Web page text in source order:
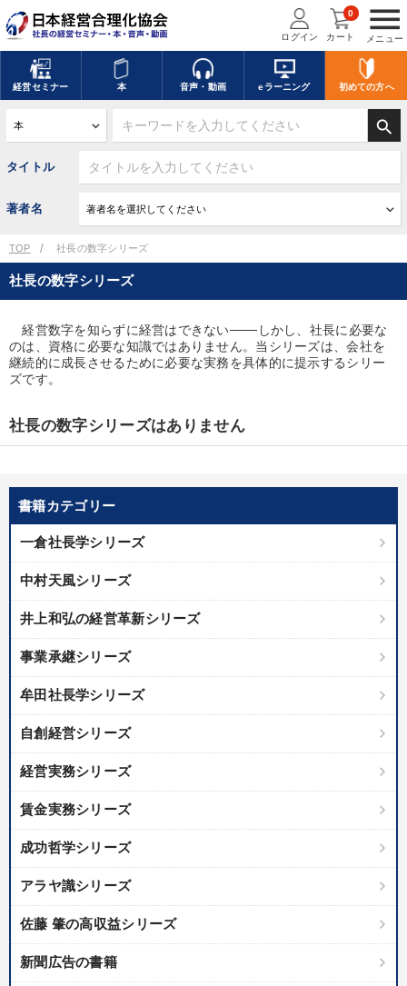
menu
メニュー
ログイン カート
0
経営セミナー 本 音声・動画 eラーニング 初めての方へ
search
タイトル
著者名
TOP 社長の数字シリーズ
書籍カテゴリー
一倉社長学シリーズ
中村天風シリーズ
井上和弘の経営革新シリーズ
事業承継シリーズ
牟田社長学シリーズ
自創経営シリーズ
経営実務シリーズ
賃金実務シリーズ
成功哲学シリーズ
アラヤ識シリーズ
佐藤 肇の高収益シリーズ
新聞広告の書籍
社長の数字シリーズ
経営数字を知らずに経営はできない───しかし、社長に必要な
のは、資格に必要な知識ではありません。当シリーズは、会社を
継続的に成長させるために必要な実務を具体的に提示するシリー
ズです。
社長の数字シリーズはありません